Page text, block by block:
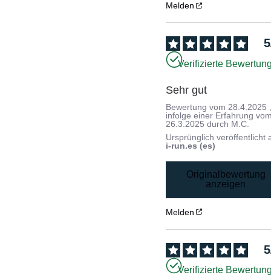
Melden
5
Verifizierte
Sehr gut
Bewertung vom 28.4.2025
infolge einer Erfahrung
26.3.2025 durch M.C.
Ursprünglich veröffentlicht
i-run.es (es)
Originalbewertung
anzeigen
Melden
5
Verifizierte